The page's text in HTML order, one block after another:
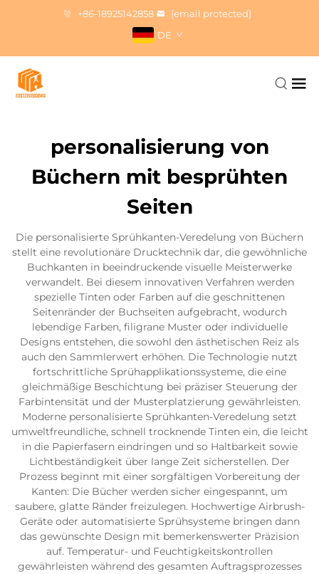
+86-18925142858
[email protected]
DE
personalisierung von
Büchern mit besprühten
Seiten
Die personalisierte Sprühkanten-Veredelung von Büchern
stellt eine revolutionäre Drucktechnik dar, die gewöhnliche
Buchkanten in beeindruckende visuelle Meisterwerke
verwandelt. Bei diesem innovativen Verfahren werden
spezielle Tinten oder Farben auf die geschnittenen
Seitenränder der Buchseiten aufgebracht, wodurch
lebendige Farben, filigrane Muster oder individuelle
Designs entstehen, die sowohl den ästhetischen Reiz als
auch den Sammlerwert erhöhen. Die Technologie nutzt
fortschrittliche Sprühapplikationssysteme, die eine
gleichmäßige Beschichtung bei präziser Steuerung der
Farbintensität und der Musterplatzierung gewährleisten.
Moderne personalisierte Sprühkanten-Veredelung setzt
umweltfreundliche, schnell trocknende Tinten ein, die leicht
in die Papierfasern eindringen und so Haltbarkeit sowie
Lichtbeständigkeit über lange Zeit sicherstellen. Der
Prozess beginnt mit einer sorgfältigen Vorbereitung der
Kanten: Die Bücher werden sicher eingespannt, um
saubere, glatte Ränder freizulegen. Hochwertige Airbrush-
Geräte oder automatisierte Sprühsysteme bringen dann
das gewünschte Design mit bemerkenswerter Präzision
auf. Temperatur- und Feuchtigkeitskontrollen
gewährleisten während des gesamten Auftragsprozesses